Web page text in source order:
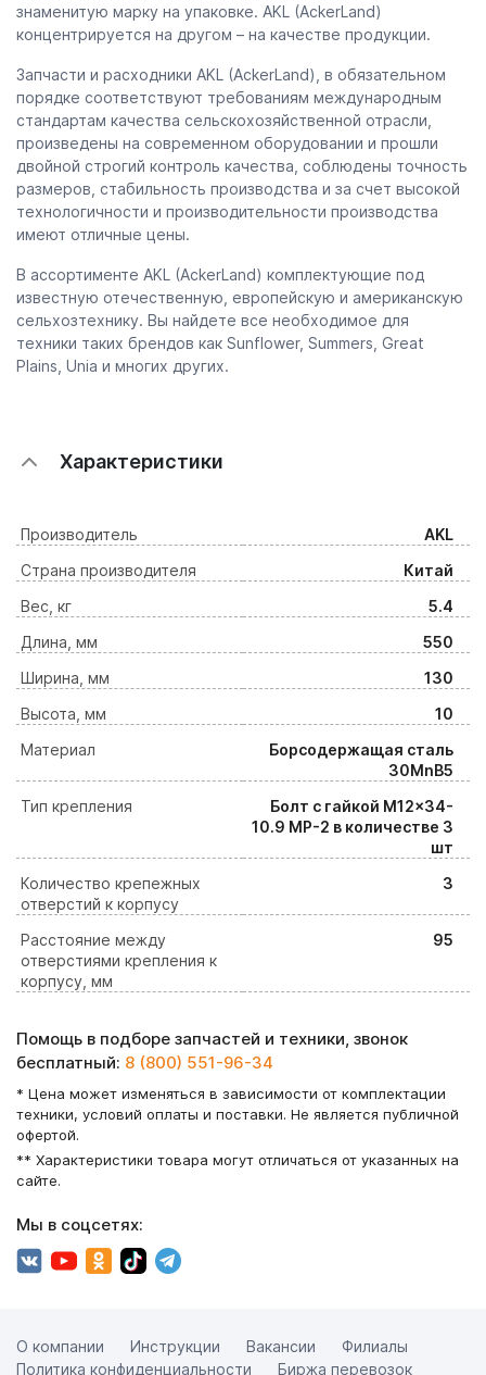
знаменитую марку на упаковке. AKL (AckerLand)
концентрируется на другом – на качестве продукции.
Запчасти и расходники AKL (AckerLand), в обязательном
порядке соответствуют требованиям международным
стандартам качества сельскохозяйственной отрасли,
произведены на современном оборудовании и прошли
двойной строгий контроль качества, соблюдены точность
размеров, стабильность производства и за счет высокой
технологичности и производительности производства
имеют отличные цены.
В ассортименте AKL (AckerLand) комплектующие под
известную отечественную, европейскую и американскую
сельхозтехнику. Вы найдете все необходимое для
техники таких брендов как Sunflower, Summers, Great
Plains, Unia и многих других.
Характеристики
Производитель
AKL
Страна производителя
Китай
Вес, кг
5.4
Длина, мм
550
Ширина, мм
130
Высота, мм
10
Материал
Борсодержащая сталь
30MnB5
Тип крепления
Болт с гайкой M12x34-
10.9 MP-2 в количестве 3
шт
Количество крепежных
отверстий к корпусу
3
Расстояние между
отверстиями крепления к
корпусу, мм
95
Помощь в подборе запчастей и техники, звонок
бесплатный: 8 (800) 551-96-34
* Цена может изменяться в зависимости от комплектации
техники, условий оплаты и поставки. Не является публичной
офертой.
** Характеристики товара могут отличаться от указанных на
сайте.
Мы в соцсетях:
О компании Инструкции Вакансии
Филиалы
Политика конфиденциальности
Биржа перевозок